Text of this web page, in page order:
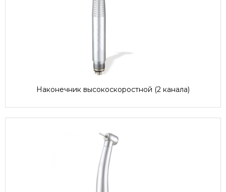
Наконечник высокоскоростной (2 канала)